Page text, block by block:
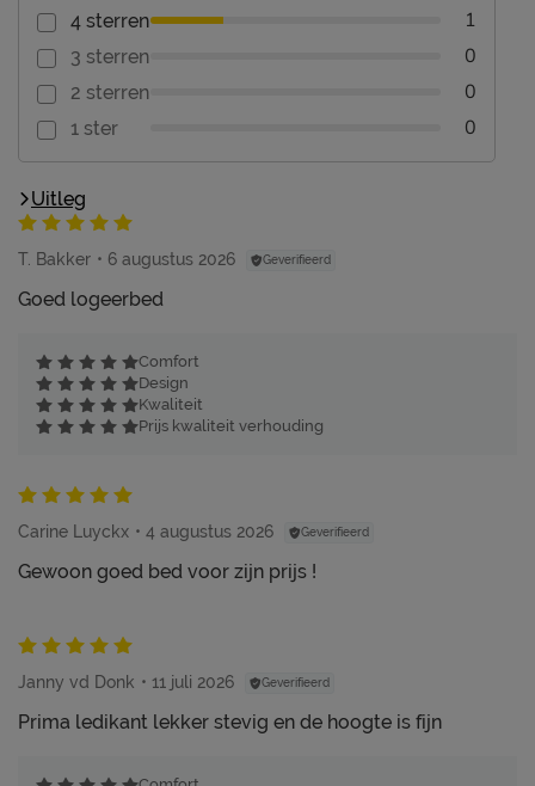
4 sterren 1
3 sterren 0
2 sterren 0
1 ster 0
Uitleg
T. Bakker 6 augustus 2026 Geverifieerd
Goed logeerbed
Comfort
Design
Kwaliteit
Prijs kwaliteit verhouding
Carine Luyckx 4 augustus 2026 Geverifieerd
Gewoon goed bed voor zijn prijs !
Janny vd Donk 11 juli 2026 Geverifieerd
Prima ledikant lekker stevig en de hoogte is fijn